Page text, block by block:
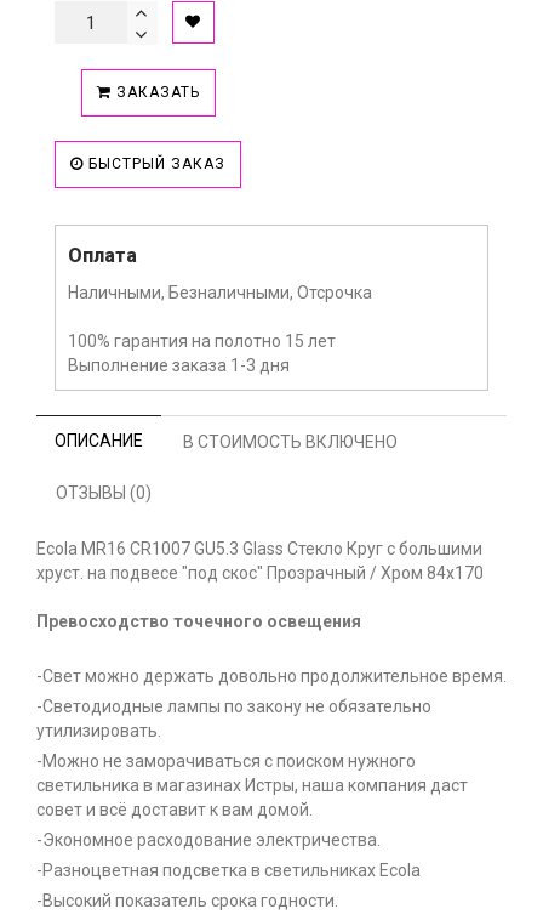
ЗАКАЗАТЬ
БЫСТРЫЙ ЗАКАЗ
Оплата
Наличными, Безналичными, Отсрочка
100% гарантия на полотно 15 лет
Выполнение заказа 1-3 дня
ОПИСАНИЕ В СТОИМОСТЬ ВКЛЮЧЕНО
ОТЗЫВЫ (0)
Ecola MR16 CR1007 GU5.3 Glass Стекло Круг с большими
хруст. на подвесе "под скос" Прозрачный / Хром 84x170
Превосходство точечного освещения
-Свет можно держать довольно продолжительное время.
-Светодиодные лампы по закону не обязательно
утилизировать.
-Можно не заморачиваться с поиском нужного
светильника в магазинах Истры, наша компания даст
совет и всё доставит к вам домой.
-Экономное расходование электричества.
-Разноцветная подсветка в светильниках Ecola
-Высокий показатель срока годности.